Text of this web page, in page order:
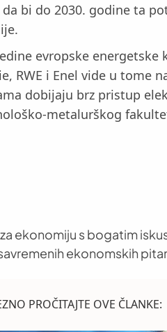
bi do 2030. godine ta
evropske
i Enel vide u tome
dobijaju brz pristup
metalurškog
ekonomiju s bogatim
ekonomskih
PROČITAJTE OVE ČLANKE: